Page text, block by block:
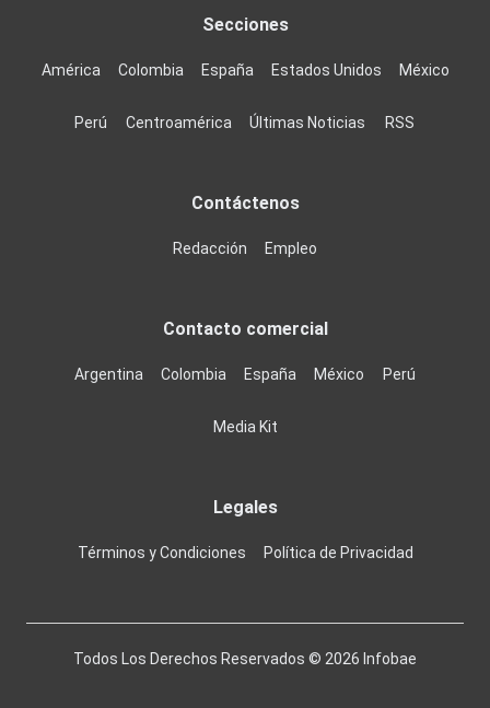
Secciones
América Colombia España Estados Unidos México
Perú Centroamérica Últimas Noticias RSS
Contáctenos
Redacción Empleo
Contacto comercial
Argentina Colombia España México Perú
Media Kit
Legales
Términos y Condiciones Política de Privacidad
Todos Los Derechos Reservados © 2026 Infobae